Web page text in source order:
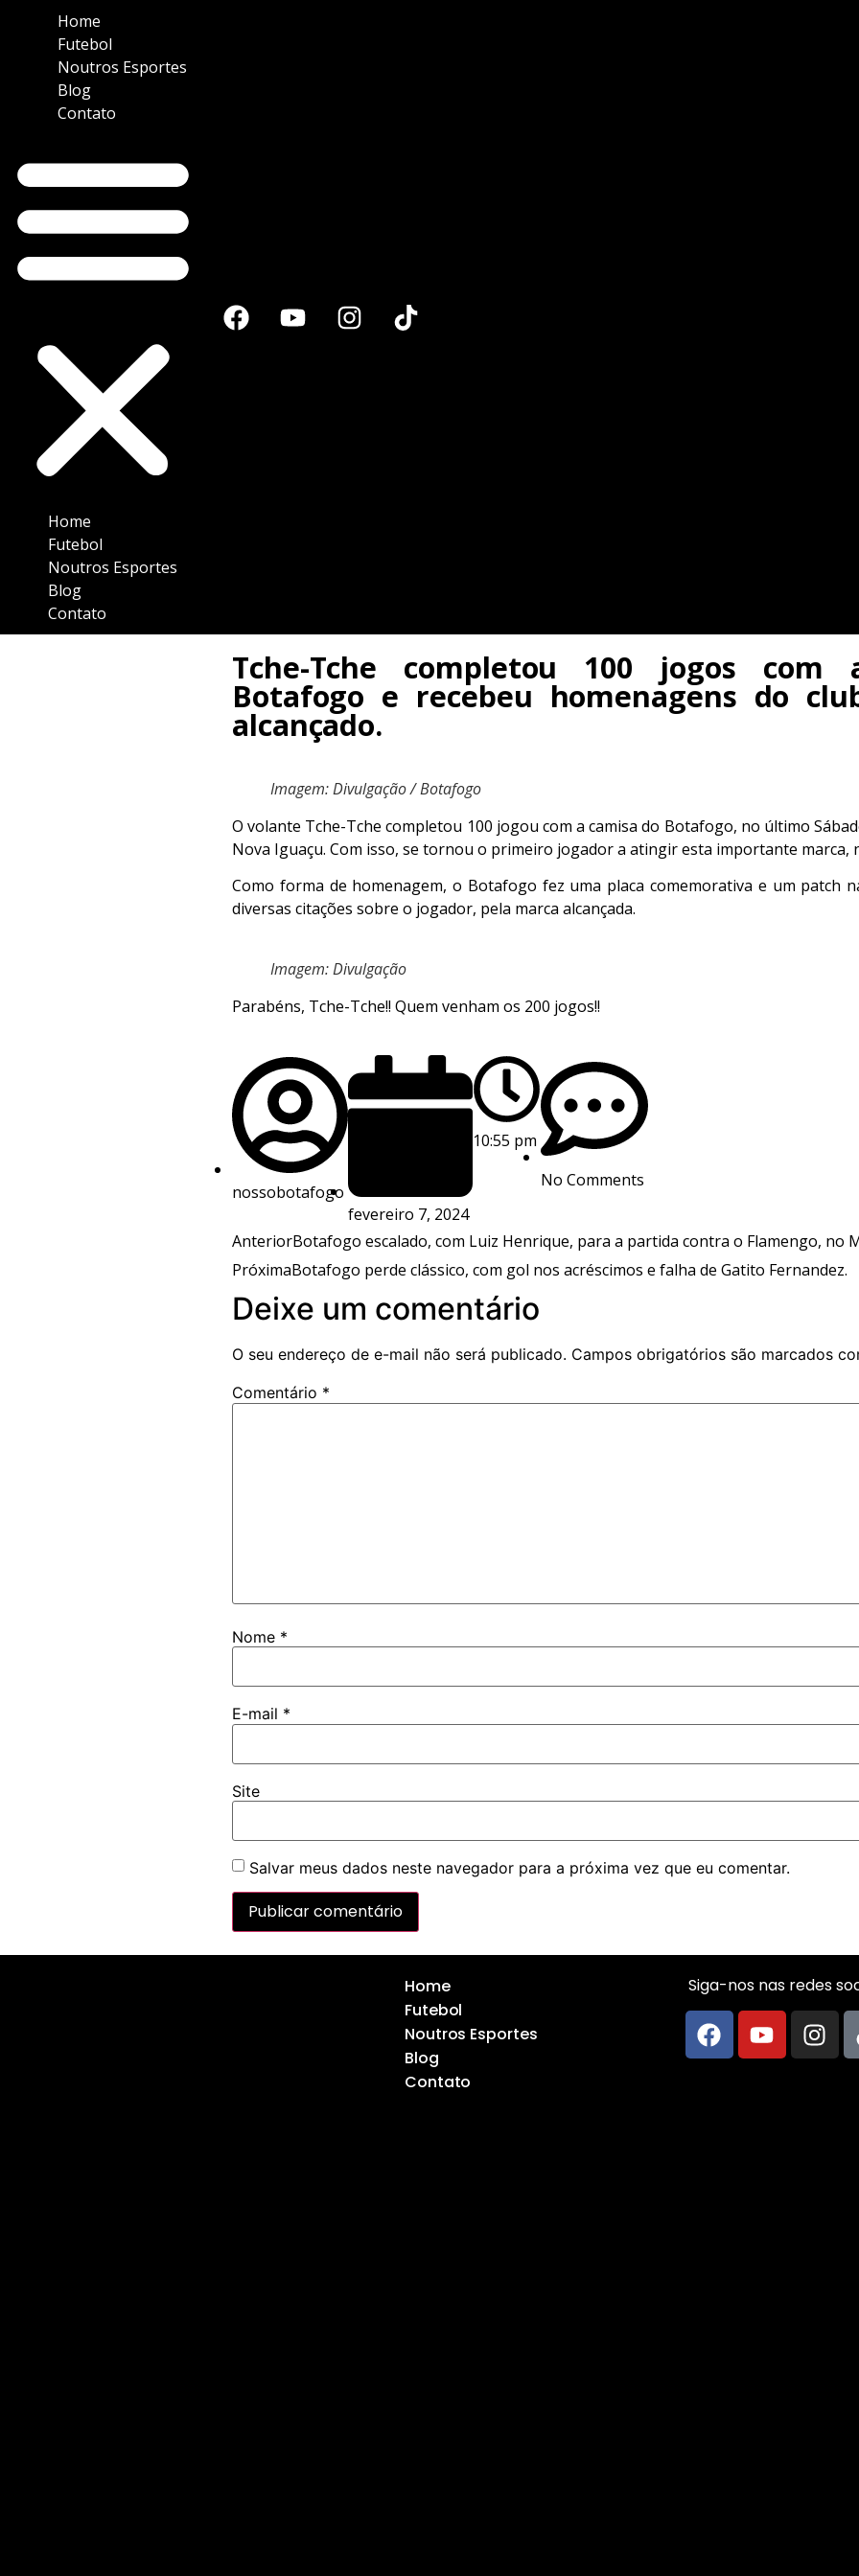
Home
Futebol
Noutros Esportes
Blog
Contato
Home
Futebol
Noutros Esportes
Blog
Contato
Tche-Tche completou 100 jogos com
Botafogo e recebeu homenagens do
alcançado.
Imagem: Divulgação / Botafogo
O volante Tche-Tche completou 100 jogou com a camisa do Botafogo, no último
Nova Iguaçu. Com isso, se tornou o primeiro jogador a atingir esta importante marca,
Como forma de homenagem, o Botafogo fez uma placa comemorativa e um patch
diversas citações sobre o jogador, pela marca alcançada.
Imagem: Divulgação
Parabéns, Tche-Tche!! Quem venham os 200 jogos!!
nossobotafogo
fevereiro 7, 2024
10:55 pm
No Comments
AnteriorBotafogo escalado, com Luiz Henrique, para a partida contra o Flamengo, no
PróximaBotafogo perde clássico, com gol nos acréscimos e falha de Gatito Fernandez.
Deixe um comentário
O seu endereço de e-mail não será publicado. Campos obrigatórios são marcados
Comentário *
Nome *
E-mail *
Site
Salvar meus dados neste navegador para a próxima vez que eu comentar.
Home
Futebol
Noutros Esportes
Blog
Contato
Siga-nos nas redes